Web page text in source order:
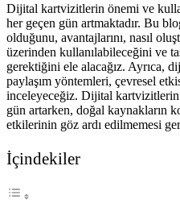
Dijital kartvizitlerin önemi ve
her geçen gün artmaktadır. Bu
olduğunu, avantajlarını, nasıl
üzerinden kullanılabileceğini ve
gerektiğini ele alacağız. Ayrıca,
paylaşım yöntemleri, çevresel
inceleyeceğiz. Dijital kartvizitlerin
gün artarken, doğal kaynakların
etkilerinin göz ardı edilmemesi
İçindekiler